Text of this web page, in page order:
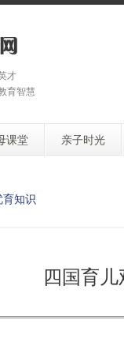
才
育智慧
课堂 亲子时光
知识
四国育